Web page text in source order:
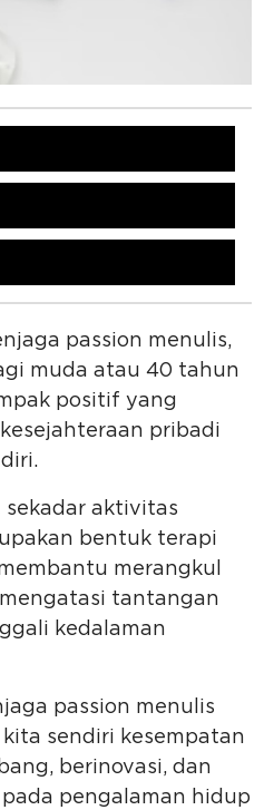
passion menulis,
muda atau 40 tahun
positif yang
pribadi
sekadar aktivitas
bentuk terapi
merangkul
tantangan
kedalaman
passion menulis
sendiri kesempatan
berinovasi, dan
pengalaman hidup